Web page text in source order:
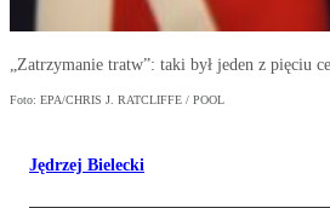
„Zatrzymanie tratw”: taki był jeden z pięciu
Foto: EPA/CHRIS J. RATCLIFFE / POOL
Jędrzej Bielecki